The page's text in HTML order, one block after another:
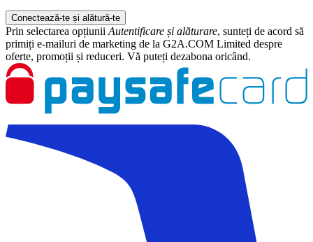
Conectează-te și alătură-te
Prin selectarea opțiunii Autentificare și alăturare, sunteți de acord să
primiți e-mailuri de marketing de la G2A.COM Limited despre
oferte, promoții și reduceri. Vă puteți dezabona oricând.